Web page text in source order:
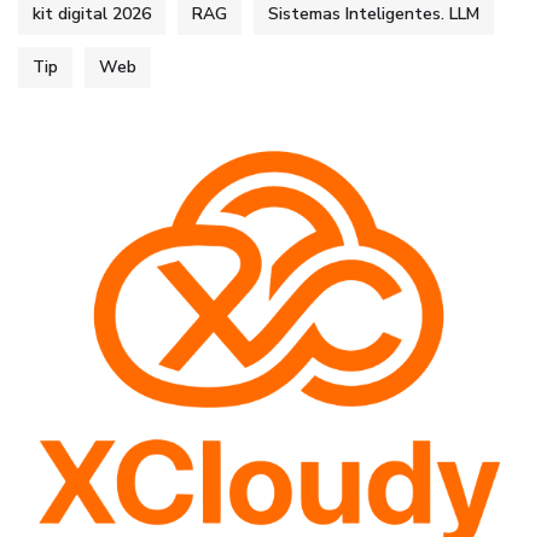
kit digital 2026 RAG Sistemas Inteligentes. LLM
Tip Web